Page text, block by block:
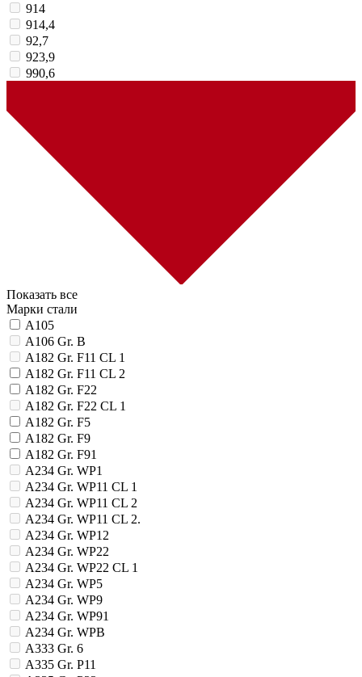
914
914,4
92,7
923,9
990,6
Показать все
Марки стали
A105
A106 Gr. B
A182 Gr. F11 CL 1
A182 Gr. F11 CL 2
A182 Gr. F22
A182 Gr. F22 CL 1
A182 Gr. F5
A182 Gr. F9
A182 Gr. F91
A234 Gr. WP1
A234 Gr. WP11 CL 1
A234 Gr. WP11 CL 2
A234 Gr. WP11 CL 2.
A234 Gr. WP12
A234 Gr. WP22
A234 Gr. WP22 CL 1
A234 Gr. WP5
A234 Gr. WP9
A234 Gr. WP91
A234 Gr. WPB
A333 Gr. 6
A335 Gr. P11